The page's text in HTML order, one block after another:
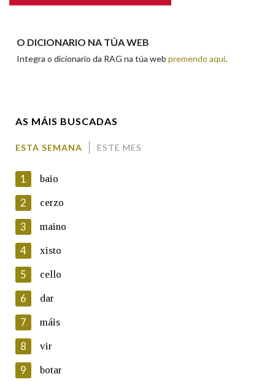
En cumprimento da normativa vixente en materia de
Protección de Datos de Carácter Persoal, a Real Academia
Galega informa a aqueles usuarios que faciliten o seu correo
electrónico, así como calquera outra información de carácter
persoal, que estes datos serán obxecto de tratamento
automatizado de carácter confidencial e incorporados aos seus
ficheiros informáticos. Así mesmo, os usuarios poderán exercer o
seu dereito de acceso, rectificación, oposición e cancelación dos
seus datos poñéndose en contacto connosco.
Lin e acepto as condicións da política de
O DICIONARIO NA TÚA WEB
Integra o dicionario da RAG na túa web premendo aquí.
AS MÁIS BUSCADAS
ESTA SEMANA ESTE MES
1 baio
2 cerzo
3 maino
4 xisto
5 cello
6 dar
7 máis
8 vir
9 botar